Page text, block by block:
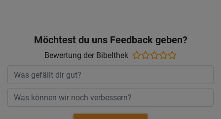
Möchtest du uns Feedback geben?
Bewertung der Bibelthek